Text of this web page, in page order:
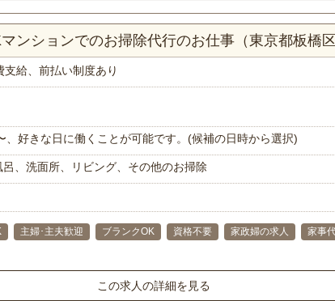
ンションでのお掃除代行のお仕事（東京都板橋
支給、前払い制度あり
、好きな日に働くことが可能です。(候補の日時から選択)
、洗面所、リビング、その他のお掃除
主婦･主夫歓迎 ブランクOK 資格不要 家政婦の求人
家事
この求人の詳細を見る